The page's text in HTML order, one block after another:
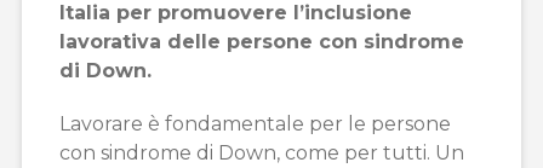
Italia per promuovere l’inclusione
lavorativa delle persone con sindrome
di Down.
Lavorare è fondamentale per le persone
con sindrome di Down, come per tutti. Un